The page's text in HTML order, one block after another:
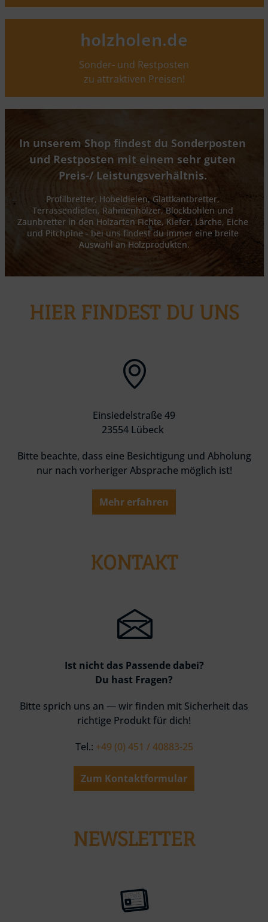
holzholen.de
Sonder- und Restposten
zu attraktiven Preisen!
In unserem Shop findest du Sonderposten
und Restposten mit einem sehr guten
Preis-/ Leistungsverhältnis.
Profilbretter, Hobeldielen, Glattkantbretter,
Terrassendielen, Rahmenhölzer, Blockbohlen und
Zaunbretter in den Holzarten Fichte, Kiefer, Lärche, Eiche
und Pitchpine - bei uns findest du immer eine breite
Auswahl an Holzprodukten.
HIER FINDEST DU UNS
Einsiedelstraße 49
23554 Lübeck
Bitte beachte, dass eine Besichtigung und Abholung
nur nach vorheriger Absprache möglich ist!
Mehr erfahren
KONTAKT
Ist nicht das Passende dabei?
Du hast Fragen?
Bitte sprich uns an — wir finden mit Sicherheit das
richtige Produkt für dich!
Tel.: +49 (0) 451 / 40883-25
Zum Kontaktformular
NEWSLETTER